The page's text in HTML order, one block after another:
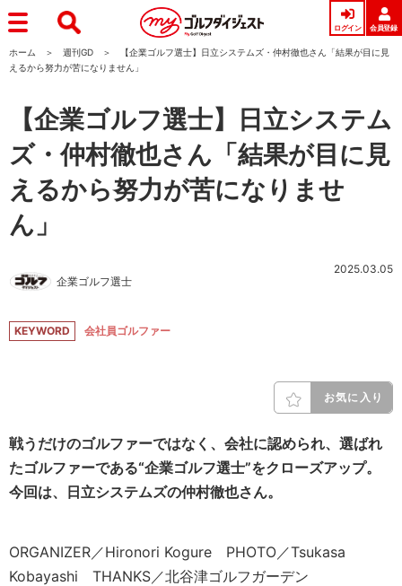
ログイン 会員登録
ホーム 週刊GD
【企業ゴルフ選士】日立システムズ・仲村徹也さん「結果が目に見
えるから努力が苦になりません」
【企業ゴルフ選士】日立システム
ズ・仲村徹也さん「結果が目に見
えるから努力が苦になりませ
ん」
企業ゴルフ選士
2025.03.05
KEYWORD 会社員ゴルファー
お気に入り
戦うだけのゴルファーではなく、会社に認められ、選ばれ
たゴルファーである“企業ゴルフ選士”をクローズアップ。
今回は、日立システムズの仲村徹也さん。
ORGANIZER／Hironori Kogure PHOTO／Tsukasa
Kobayashi THANKS／北谷津ゴルフガーデン